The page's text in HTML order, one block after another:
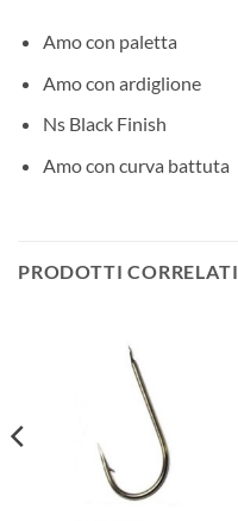
Amo con paletta
Amo con ardiglione
Ns Black Finish
Amo con curva battuta
PRODOTTI CORRELATI